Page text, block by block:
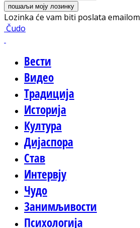
Lozinka će vam biti poslata emailom
Čudo
Вести
Видео
Традиција
Историја
Култура
Дијаспора
Став
Интервју
Чудо
Занимљивости
Психологија